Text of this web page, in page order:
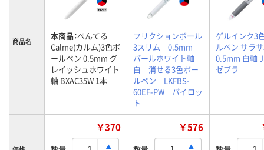
商品名 本商品：ぺんてる
Calme(カルム)3色ボ
ールペン 0.5mm グ
レイッシュホワイト
軸 BXAC35W 1本
フリクションボール
3スリム 0.5mm
パールホワイト軸
白 消せる3色ボー
ルペン LKFBS-
60EF-PW パイロッ
ト
ゲルインク3
ルペン サラ
0.5mm 白軸
ゼブラ
￥370 ￥576